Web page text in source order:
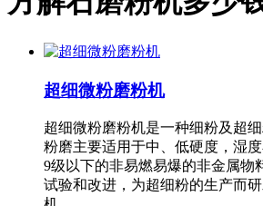
超细微粉磨粉机
超细微粉磨粉机是一种细粉及超
粉磨主要适用于中、低硬度，湿
9级以下的非易燃易爆的非金属物
试验和改进，为超细粉的生产而